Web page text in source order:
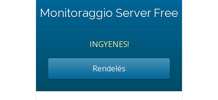
Monitoraggio Server Free
INGYENES!
Rendelés